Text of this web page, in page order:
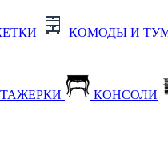
КОМОДЫ И
КОНСОЛИ